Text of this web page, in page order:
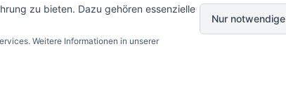
zu bieten. Dazu gehören essenzielle
Weitere Informationen in unserer
Nur notwendige